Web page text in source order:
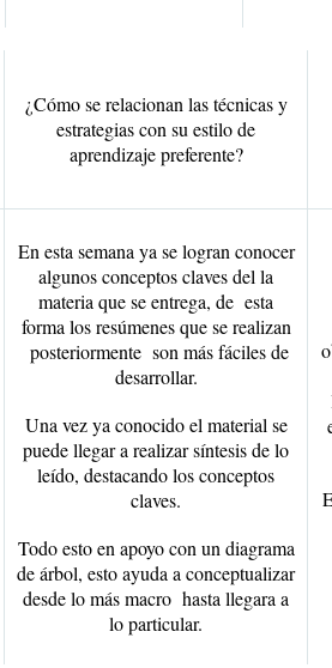
¿Cómo se relacionan las técnicas y
estrategias con su estilo de
aprendizaje preferente?
En esta semana ya se logran conocer
algunos conceptos claves del la
materia que se entrega, de esta
forma los resúmenes que se realizan
posteriormente son más fáciles de
desarrollar.
Una vez ya conocido el material se
puede llegar a realizar síntesis de lo
leído, destacando los conceptos
claves.
Todo esto en apoyo con un diagrama
de árbol, esto ayuda a conceptualizar
desde lo más macro hasta llegara a
lo particular.